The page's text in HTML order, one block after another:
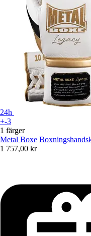
24h
+-3
1 färger
Metal Boxe
1 757,00 kr